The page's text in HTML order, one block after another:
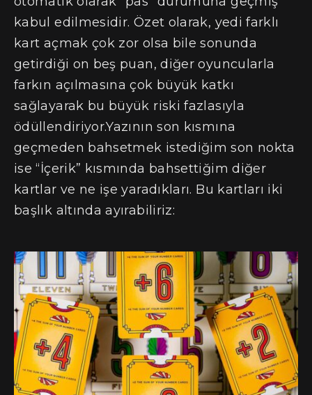
kabul edilmesidir. Özet olarak, yedi farklı
kart açmak çok zor olsa bile sonunda
getirdiği on beş puan, diğer oyuncularla
farkın açılmasına çok büyük katkı
sağlayarak bu büyük riski fazlasıyla
ödüllendiriyor.Yazının son kısmına
geçmeden bahsetmek istediğim son nokta
ise “İçerik” kısmında bahsettiğim diğer
kartlar ve ne işe yaradıkları. Bu kartları iki
başlık altında ayırabiliriz: